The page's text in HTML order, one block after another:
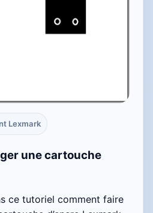
Lexmark
une cartouche
ce tutoriel comment faire